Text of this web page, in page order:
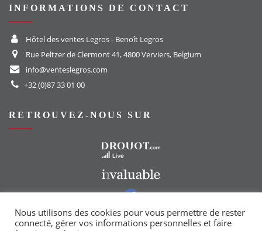
INFORMATIONS DE CONTACT
Hôtel des ventes Legros - Benoît Legros
Rue Peltzer de Clermont 41, 4800 Verviers, Belgium
info@venteslegros.com
+32 (0)87 33 01 00
RETROUVEZ-NOUS SUR
Vers notre groupe Facebook
Nous utilisons des cookies pour vous permettre de rester
connecté, gérer vos informations personnelles et faire